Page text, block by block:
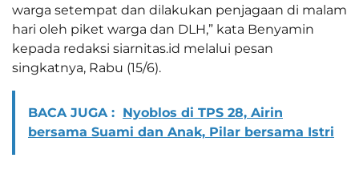
warga setempat dan dilakukan penjagaan di malam
hari oleh piket warga dan DLH,” kata Benyamin
kepada redaksi siarnitas.id melalui pesan
singkatnya, Rabu (15/6).
BACA JUGA : Nyoblos di TPS 28, Airin
bersama Suami dan Anak, Pilar bersama Istri